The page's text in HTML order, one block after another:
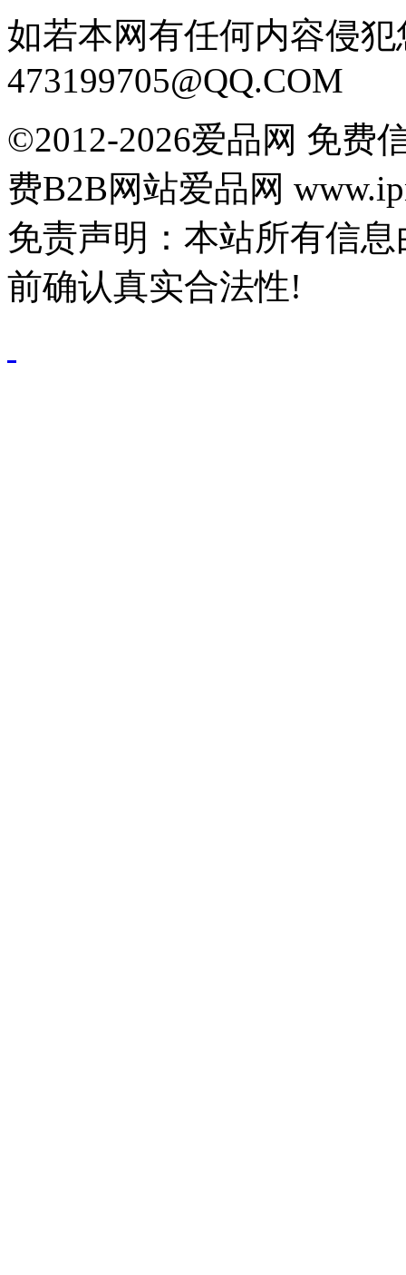
如若本网有任何内容侵
473199705@QQ.COM
©2012-2026爱品网 免费
费B2B网站爱品网
免责声明：本站所有信
前确认真实合法性!